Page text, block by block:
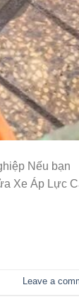
Nếu bạn
Xe Áp Lực
Leave a